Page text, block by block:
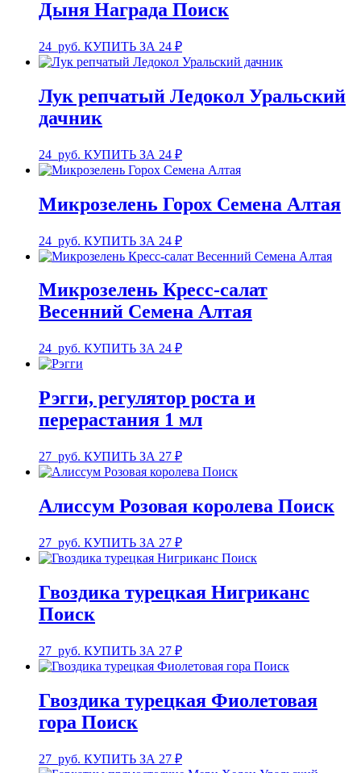
Дыня Награда Поиск
24 руб. КУПИТЬ ЗА 24 ₽
Лук репчатый Ледокол Уральский
дачник
24 руб. КУПИТЬ ЗА 24 ₽
Микрозелень Горох Семена Алтая
24 руб. КУПИТЬ ЗА 24 ₽
Микрозелень Кресс-салат
Весенний Семена Алтая
24 руб. КУПИТЬ ЗА 24 ₽
Рэгги, регулятор роста и
перерастания 1 мл
27 руб. КУПИТЬ ЗА 27 ₽
Алиссум Розовая королева Поиск
27 руб. КУПИТЬ ЗА 27 ₽
Гвоздика турецкая Нигриканс
Поиск
27 руб. КУПИТЬ ЗА 27 ₽
Гвоздика турецкая Фиолетовая
гора Поиск
27 руб. КУПИТЬ ЗА 27 ₽